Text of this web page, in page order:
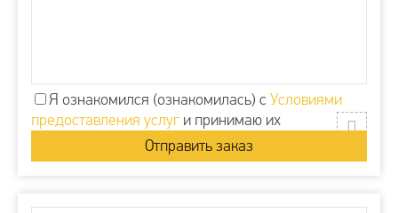
Я ознакомился (ознакомилась) с Условиями
предоставления услуги принимаю их